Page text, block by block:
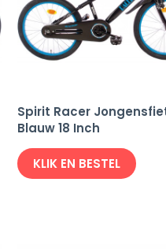
Spirit Racer
Blauw 18 Inch
KLIK EN BESTEL